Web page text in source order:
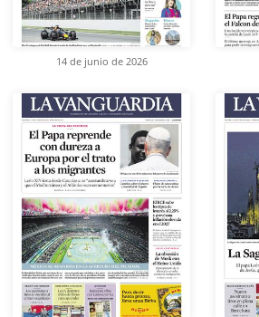
14 de junio de 2026